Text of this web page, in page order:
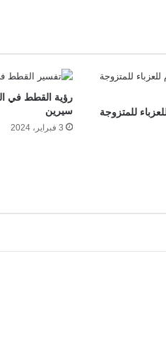
للمتزوجة
رؤية القطط في
سيرين
3 فبراير، 2024